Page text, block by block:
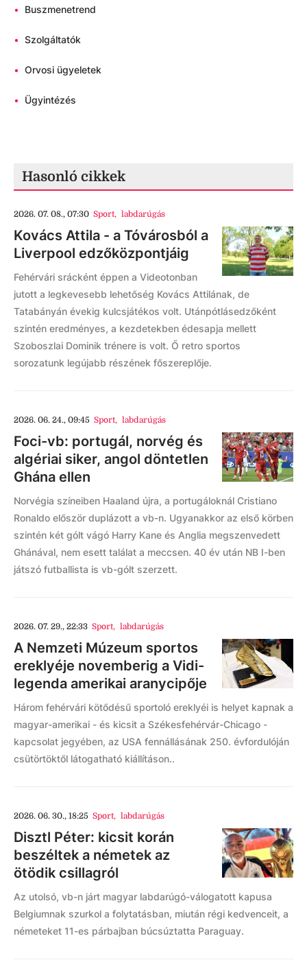
• Buszmenetrend
• Szolgáltatók
• Orvosi ügyeletek
• Ügyintézés
Hasonló cikkek
2026. 07. 08., 07:30 Sport, labdarúgás
Kovács Attila - a Tóvárosból a
Liverpool edzőközpontjáig
Fehérvári srácként éppen a Videotonban
jutott a legkevesebb lehetőség Kovács Attilának, de
Tatabányán évekig kulcsjátékos volt. Utánpótlásedzőként
szintén eredményes, a kezdetekben édesapja mellett
Szoboszlai Dominik trénere is volt. Ő retro sportos
sorozatunk legújabb részének főszereplője.
2026. 06. 24., 09:45 Sport, labdarúgás
Foci-vb: portugál, norvég és
algériai siker, angol döntetlen
Ghána ellen
Norvégia színeiben Haaland újra, a portugáloknál Cristiano
Ronaldo először duplázott a vb-n. Ugyanakkor az első körben
szintén két gólt vágó Harry Kane és Anglia megszenvedett
Ghánával, nem esett találat a meccsen. 40 év után NB I-ben
játszó futballista is vb-gólt szerzett.
2026. 07. 29., 22:33 Sport, labdarúgás
A Nemzeti Múzeum sportos
ereklyéje novemberig a Vidi-
legenda amerikai aranycipője
Három fehérvári kötődésű sportoló ereklyéi is helyet kapnak a
magyar-amerikai - és kicsit a Székesfehérvár-Chicago -
kapcsolat jegyében, az USA fennállásának 250. évfordulóján
csütörtöktől látogatható kiállításon..
2026. 06. 30., 18:25 Sport, labdarúgás
Disztl Péter: kicsit korán
beszéltek a németek az
ötödik csillagról
Az utolsó, vb-n járt magyar labdarúgó-válogatott kapusa
Belgiumnak szurkol a folytatásban, miután régi kedvenceit, a
németeket 11-es párbajban búcsúztatta Paraguay.